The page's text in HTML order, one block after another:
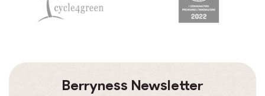
Berryness Newsletter